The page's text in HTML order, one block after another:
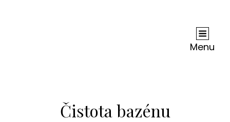
Menu
Čistota bazénu